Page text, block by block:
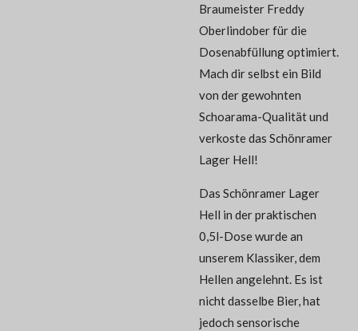
Braumeister Freddy
Oberlindober für die
Dosenabfüllung optimiert.
Mach dir selbst ein Bild
von der gewohnten
Schoarama-Qualität und
verkoste das Schönramer
Lager Hell!
Das Schönramer Lager
Hell in der praktischen
0,5l-Dose wurde an
unserem Klassiker, dem
Hellen angelehnt. Es ist
nicht dasselbe Bier, hat
jedoch sensorische